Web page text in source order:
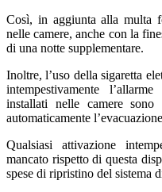
Così, in aggiunta alla multa
nelle camere, anche con la
di una notte supplementare.
Inoltre, l’uso della sigaretta
intempestivamente
installati nelle camere
automaticamente
Qualsiasi attivazione
mancato rispetto di questa
spese di ripristino del sistema